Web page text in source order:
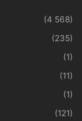
(4 568)
(235)
(1)
(11)
(1)
(121)